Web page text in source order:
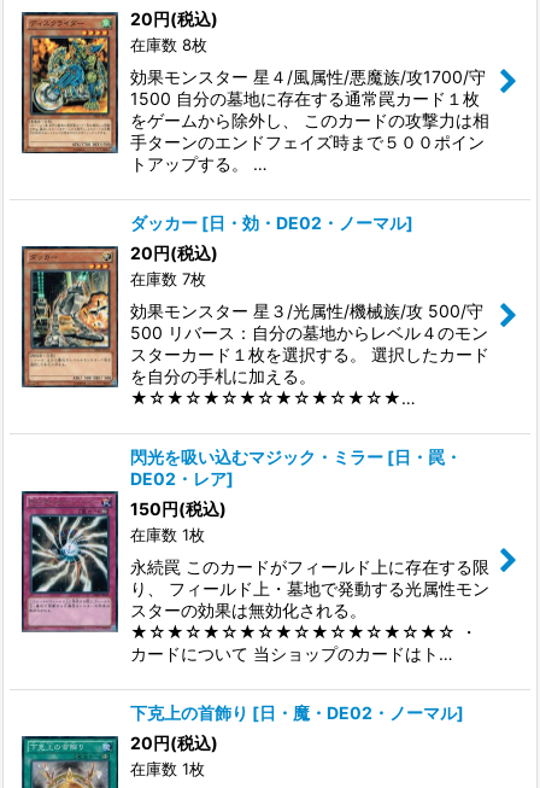
20円(税込)
在庫数 8枚
効果モンスター 星４/風属性/悪魔族/攻1700/守
1500 自分の墓地に存在する通常罠カード１枚
をゲームから除外し、 このカードの攻撃力は相
手ターンのエンドフェイズ時まで５００ポイン
トアップする。 …
ダッカー [日・効・DE02・ノーマル]
20円(税込)
在庫数 7枚
効果モンスター 星３/光属性/機械族/攻 500/守
500 リバース：自分の墓地からレベル４のモン
スターカード１枚を選択する。 選択したカード
を自分の手札に加える。
★☆★☆★☆★☆★☆★☆★☆★…
閃光を吸い込むマジック・ミラー [日・罠・
DE02・レア]
150円(税込)
在庫数 1枚
永続罠 このカードがフィールド上に存在する限
り、 フィールド上・墓地で発動する光属性モン
スターの効果は無効化される。
★☆★☆★☆★☆★☆★☆★☆★☆★☆ ・
カードについて 当ショップのカードはト…
下克上の首飾り [日・魔・DE02・ノーマル]
20円(税込)
在庫数 1枚